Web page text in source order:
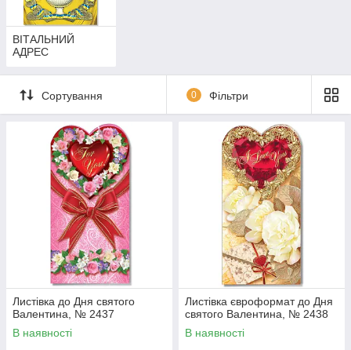
ВІТАЛЬНИЙ
АДРЕС
Сортування 0 Фільтри
Листівка до Дня святого
Валентина, № 2437
В наявності
Листівка євроформат до Дня
святого Валентина, № 2438
В наявності